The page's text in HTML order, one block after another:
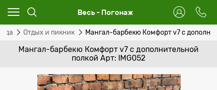
Весь - Погонаж
Отдых и пикник Мангал-барбекю Комфорт v7 с
Мангал-барбекю Комфорт v7 с дополнительной
полкой Арт: IMG052